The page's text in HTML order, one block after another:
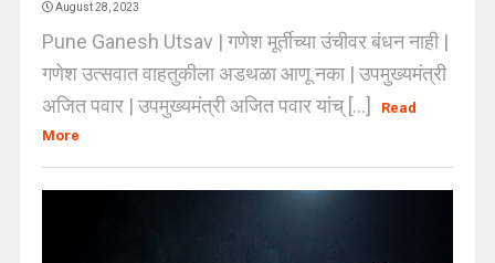
August 28, 2023
Pune Ganesh Utsav | गणेश मूर्तीच्या उंचीवर बंधन नाही |
गणेश उत्सवात वाहतुकीला अडथळा आणू नका | उपमुख्यमंत्री
अजित पवार | उपमुख्यमंत्री अजित पवार यांच् [...]
Read
More